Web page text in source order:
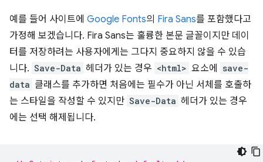
예를 들어 사이트에 Google Fonts의 Fira Sans를 포함했다고
가정해 보겠습니다. Fira Sans는 훌륭한 본문 글꼴이지만 데이
터를 저장하려는 사용자에게는 그다지 중요하지 않을 수 있습
니다. Save-Data 헤더가 있는 경우 <html> 요소에
save-
data 클래스를 추가하면 처음에는 필수가 아닌 서체를 호출하
는 스타일을 작성할 수 있지만 Save-Data 헤더가 있는 경우
에는 선택 해제됩니다.